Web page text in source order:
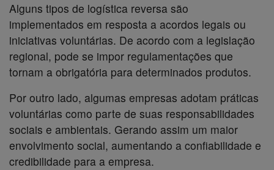
Alguns tipos de logística reversa são
implementados em resposta a acordos legais ou
iniciativas voluntárias. De acordo com a legislação
regional, pode se impor regulamentações que
tornam a obrigatória para determinados produtos.
Por outro lado, algumas empresas adotam práticas
voluntárias como parte de suas responsabilidades
sociais e ambientais. Gerando assim um maior
envolvimento social, aumentando a confiabilidade e
credibilidade para a empresa.